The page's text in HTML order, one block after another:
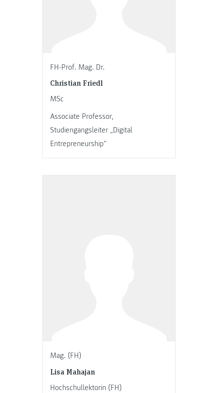
FH-Prof. Mag. Dr.
Christian Friedl
MSc
Associate Professor,
Studiengangsleiter „Digital
Entrepreneurship“
Mag. (FH)
Lisa Mahajan
Hochschullektorin (FH)